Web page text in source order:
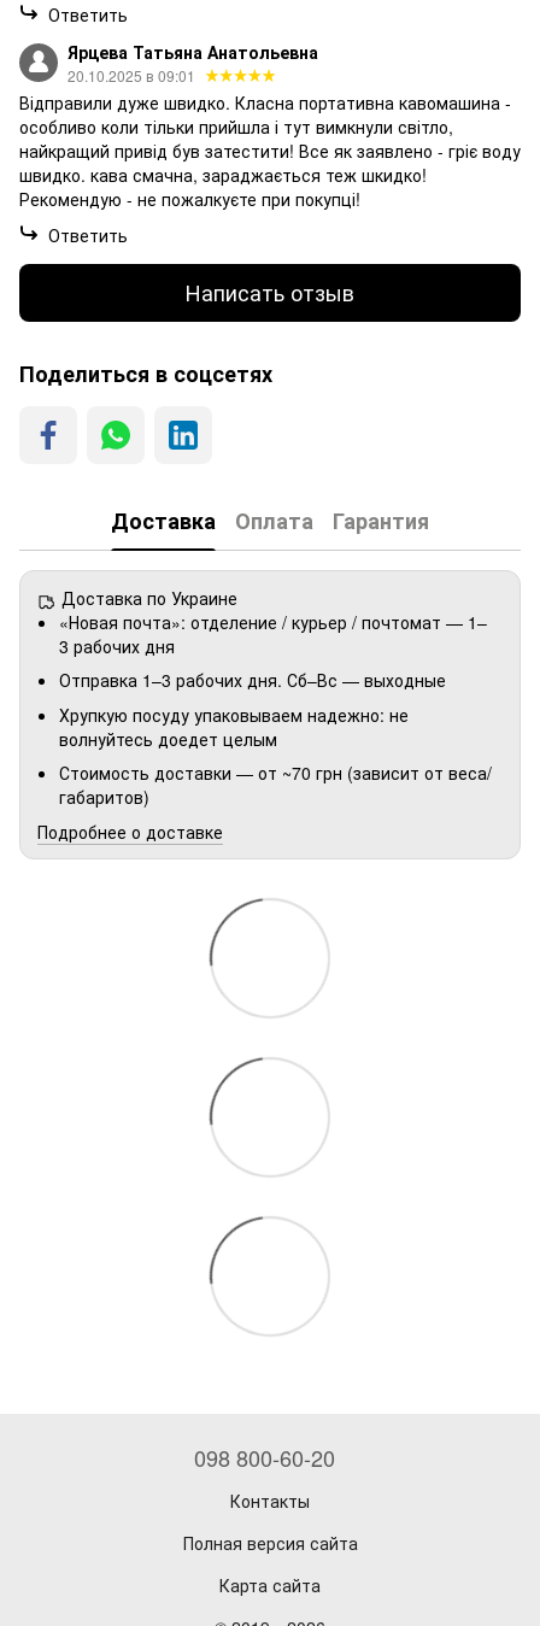
Ответить
Ярцева Татьяна Анатольевна
20.10.2025 в 09:01
Відправили дуже швидко. Класна портативна кавомашина -
особливо коли тільки прийшла і тут вимкнули світло,
найкращий привід був затестити! Все як заявлено - гріє воду
швидко. кава смачна, зараджається теж шкидко!
Рекомендую - не пожалкуєте при покупці!
Ответить
Написать отзыв
Поделиться в соцсетях
Доставка Оплата Гарантия
Доставка по Украине
«Новая почта»: отделение / курьер / почтомат — 1–
3 рабочих дня
Отправка 1–3 рабочих дня. Сб–Вс — выходные
Хрупкую посуду упаковываем надежно: не
волнуйтесь доедет целым
Стоимость доставки — от ~70 грн (зависит от веса/
габаритов)
Подробнее о доставке
098 800-60-20
Контакты
Полная версия сайта
Карта сайта